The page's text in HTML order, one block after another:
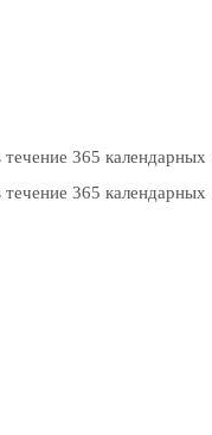
365 календарных
365 календарных